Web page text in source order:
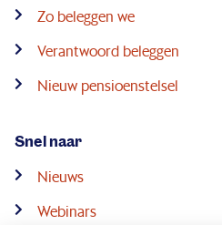
Zo beleggen we
Verantwoord beleggen
Nieuw pensioenstelsel
Snel naar
Nieuws
Webinars